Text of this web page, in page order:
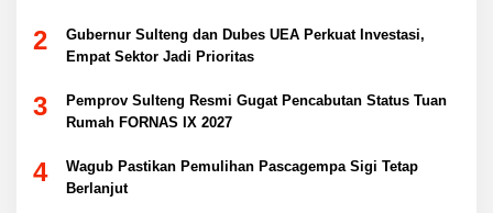
2
Gubernur Sulteng dan Dubes UEA Perkuat Investasi,
Empat Sektor Jadi Prioritas
3
Pemprov Sulteng Resmi Gugat Pencabutan Status Tuan
Rumah FORNAS IX 2027
4
Wagub Pastikan Pemulihan Pascagempa Sigi Tetap
Berlanjut